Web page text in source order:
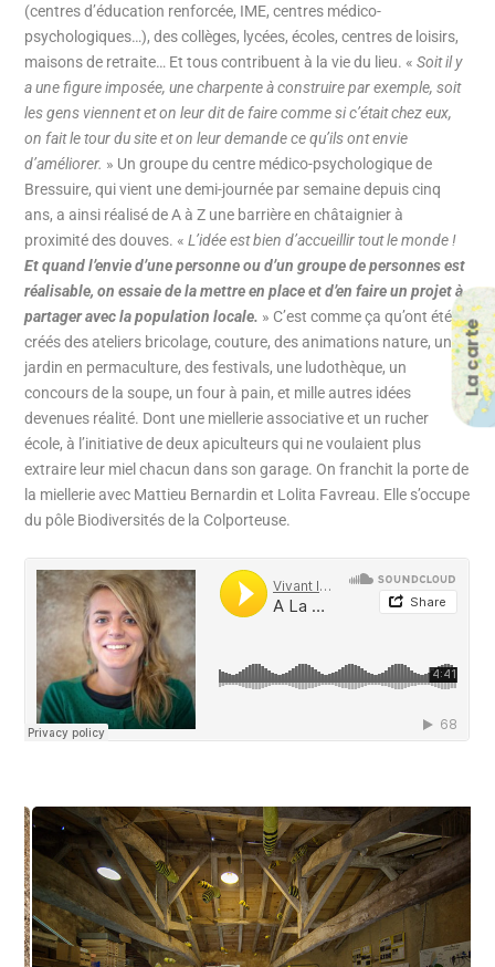
La carte
(centres d’éducation renforcée, IME, centres médico-
psychologiques…), des collèges, lycées, écoles, centres de loisirs,
maisons de retraite… Et tous contribuent à la vie du lieu. «Soit il y
a une figure imposée, une charpente à construire par exemple, soit
les gens viennent et on leur dit de faire comme si c’était chez eux,
on fait le tour du site et on leur demande ce qu’ils ont envie
d’améliorer. » Un groupe du centre médico-psychologique de
Bressuire, qui vient une demi-journée par semaine depuis cinq
ans, a ainsi réalisé de A à Z une barrière en châtaignier à
proximité des douves. «L’idée est bien d’accueillir tout le monde !
Et quand l’envie d’une personne ou d’un groupe de personnes est
réalisable, on essaie de la mettre en place et d’en faire un projet à
partager avec la population locale. » C’est comme ça qu’ont été
créés des ateliers bricolage, couture, des animations nature, un
jardin en permaculture, des festivals, une ludothèque, un
concours de la soupe, un four à pain, et mille autres idées
devenues réalité. Dont une miellerie associative et un rucher
école, à l’initiative de deux apiculteurs qui ne voulaient plus
extraire leur miel chacun dans son garage. On franchit la porte de
la miellerie avec Mattieu Bernardin et Lolita Favreau. Elle s’occupe
du pôle Biodiversités de la Colporteuse.